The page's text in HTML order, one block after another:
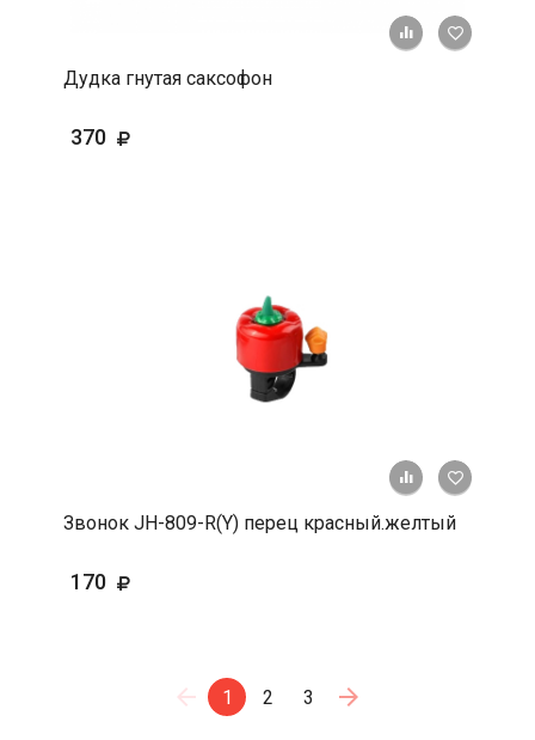
+ К
Дудка гнутая саксофон
370
+ К
Звонок JН-809-R(Y) перец красный.желтый
170
1 2 3